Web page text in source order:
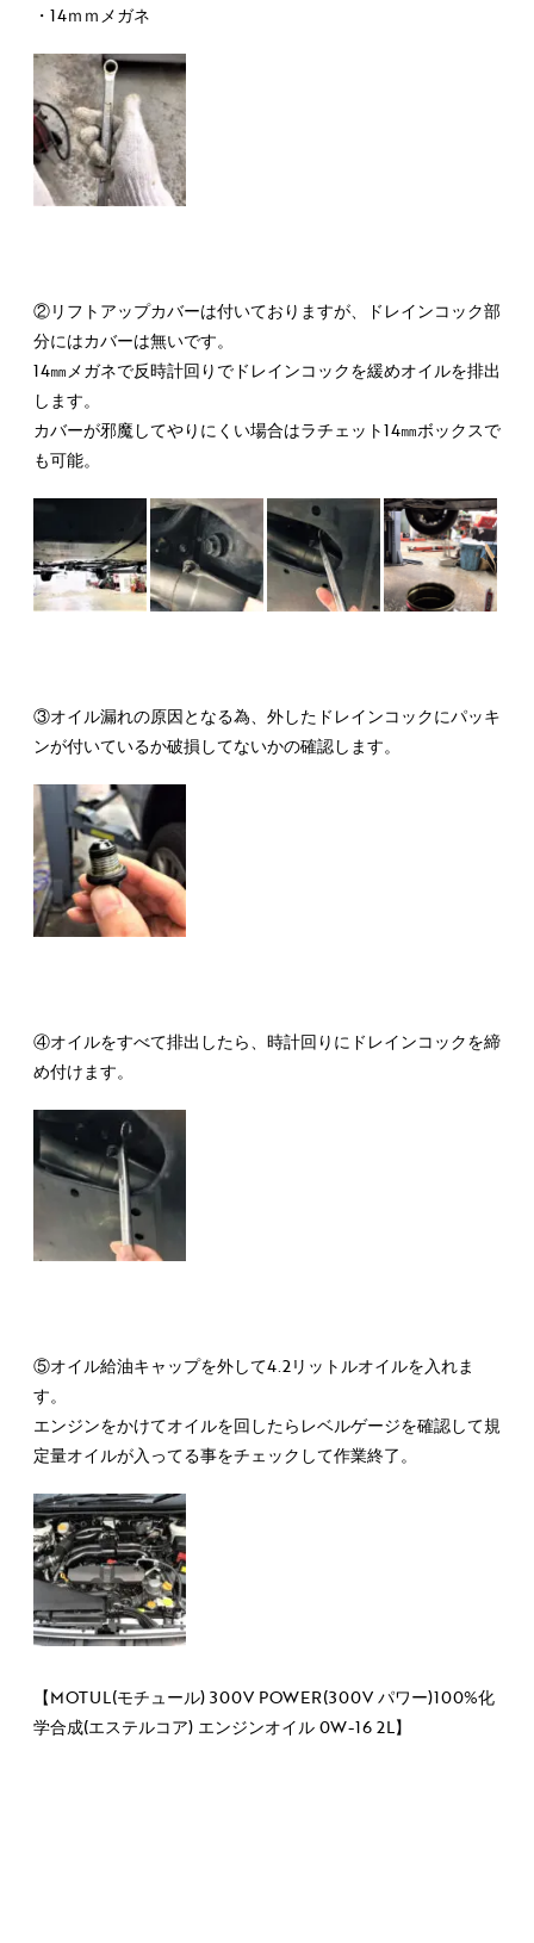
・14ｍｍメガネ
②リフトアップカバーは付いておりますが、ドレインコック部
分にはカバーは無いです。
14㎜メガネで反時計回りでドレインコックを緩めオイルを排出
します。
カバーが邪魔してやりにくい場合はラチェット14㎜ボックスで
も可能。
③オイル漏れの原因となる為、外したドレインコックにパッキ
ンが付いているか破損してないかの確認します。
④オイルをすべて排出したら、時計回りにドレインコックを締
め付けます。
⑤オイル給油キャップを外して4.2リットルオイルを入れま
す。
エンジンをかけてオイルを回したらレベルゲージを確認して規
定量オイルが入ってる事をチェックして作業終了。
【MOTUL(モチュール) 300V POWER(300V パワー)100%化
学合成(エステルコア) エンジンオイル 0W-16 2L】